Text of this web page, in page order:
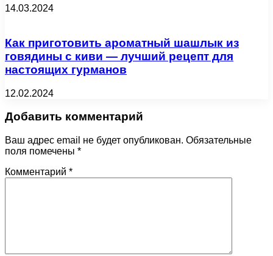
14.03.2024
Как приготовить ароматный шашлык из
говядины с киви — лучший рецепт для
настоящих гурманов
12.02.2024
Добавить комментарий
Ваш адрес email не будет опубликован. Обязательные
поля помечены *
Комментарий *